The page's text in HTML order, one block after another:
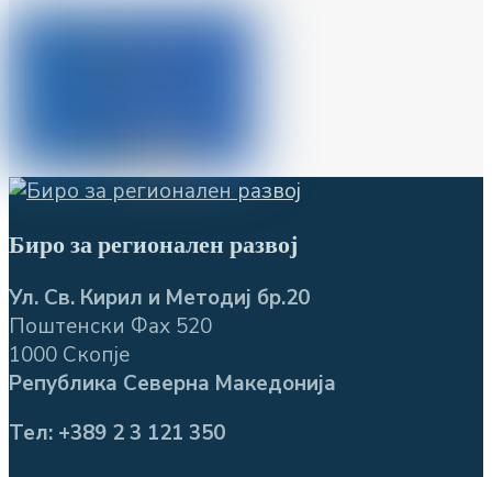
Биро за регионален развој
Ул. Св. Кирил и Методиј бр.20
Поштенски Фах 520
1000 Скопје
Република Северна Македонија
Тел: +389 2 3 121 350